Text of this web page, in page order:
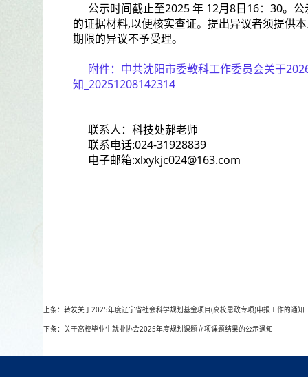
公示时间截止至2025 年 12月8日16：30。
的证据材料,以便核实查证。提出异议者须提供
期限的异议不予受理。
附件： 中共沈阳市委教科工作委员会关于
知_20251208142314
联系人：科技处郝老师
联系电话:024-31928839
电子邮箱:xlxykjc024@163.com
上条：转发关于2025年度辽宁省社会科学规划基金项目(高校思政专项)申报工作的通知
下条：关于高校毕业生就业协会2025年度规划课题立项课题结果的公示通知